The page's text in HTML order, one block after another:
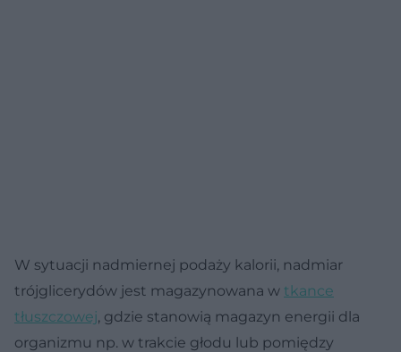
W sytuacji nadmiernej podaży kalorii, nadmiar
trójglicerydów jest magazynowana w tkance
tłuszczowej, gdzie stanowią magazyn energii dla
organizmu np. w trakcie głodu lub pomiędzy